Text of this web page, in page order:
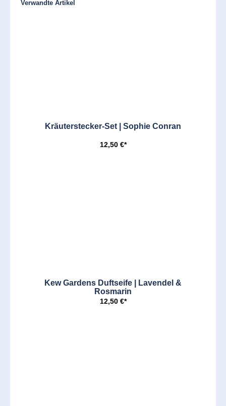
Produktgalerie überspringen
Verwandte Artikel
Kräuterstecker-Set | Sophie Conran
12,50 €*
Kew Gardens Duftseife | Lavendel &
Rosmarin
12,50 €*